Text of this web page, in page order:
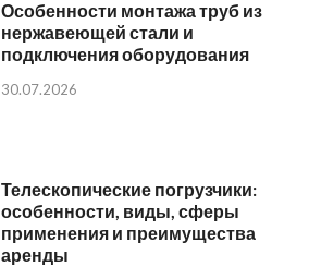
Особенности монтажа труб из
нержавеющей стали и
подключения оборудования
30.07.2026
Телескопические погрузчики:
особенности, виды, сферы
применения и преимущества
аренды